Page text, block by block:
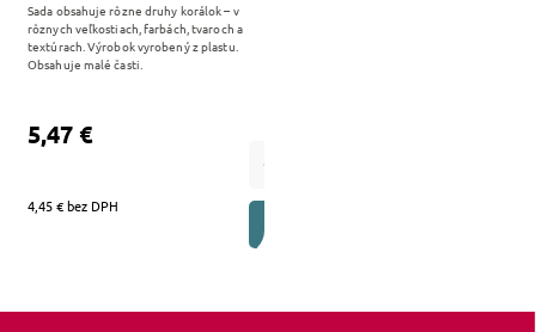
4,45 € bez DPH
5,47 €
Sada obsahuje rôzne druhy korálok – v
rôznych veľkostiach, farbách, tvaroch a
textúrach. Výrobok vyrobený z plastu.
Obsahuje malé časti.